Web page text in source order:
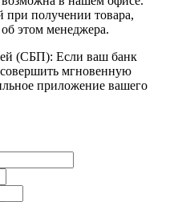
при получении товара,
этом менеджера.
(СБП): Если ваш банк
мгновенную
приложение вашего